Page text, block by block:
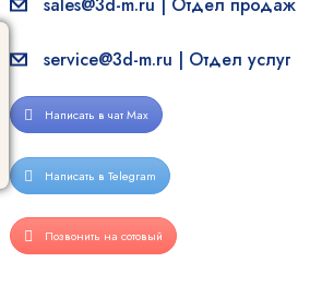
service@3d-m.ru | Отдел услуг
Написать в чат Max
Написать в Telegram
Позвонить на сотовый